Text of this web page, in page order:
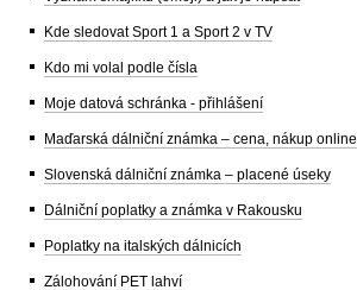
Kde sledovat Sport 1 a Sport 2 v TV
Kdo mi volal podle čísla
Moje datová schránka - přihlášení
Maďarská dálniční známka – cena, nákup online
Slovenská dálniční známka – placené úseky
Dálniční poplatky a známka v Rakousku
Poplatky na italských dálnicích
Zálohování PET lahví